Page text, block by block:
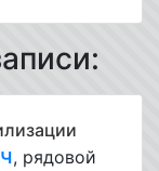
, рядовой